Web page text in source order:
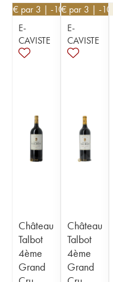
99€ par 3 | -10%
E-
CAVISTE
Château
Talbot
4ème
Grand
63€ par 3 | -10%
E-
CAVISTE
Château
Talbot
4ème
Grand